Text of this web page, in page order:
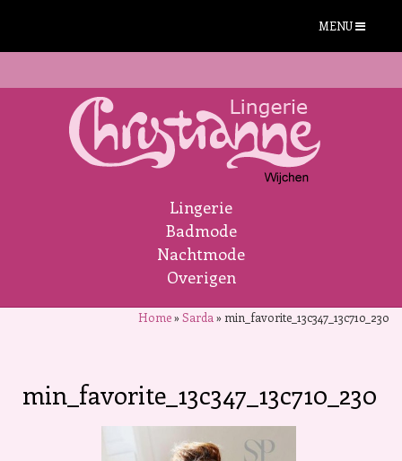
MENU
Lingerie
Badmode
Nachtmode
Overigen
Home»Sarda » min_favorite_13c347_13c710_230
min_favorite_13c347_13c710_230